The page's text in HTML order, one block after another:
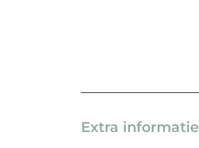
Extra informatie